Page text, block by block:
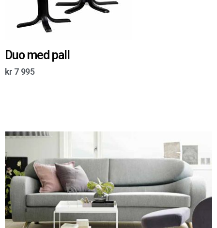
Duo med pall
kr 7 995